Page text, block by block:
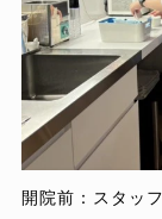
開院前：スタッ